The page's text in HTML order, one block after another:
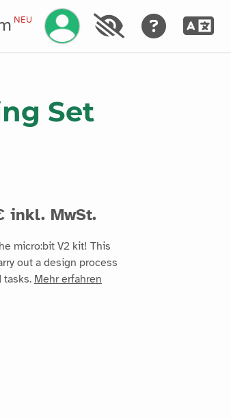
NEU Ihr Konto verwalten
Set
inkl. MwSt.
micro:bit V2 kit! This
out a design process
tasks. Mehr erfahren